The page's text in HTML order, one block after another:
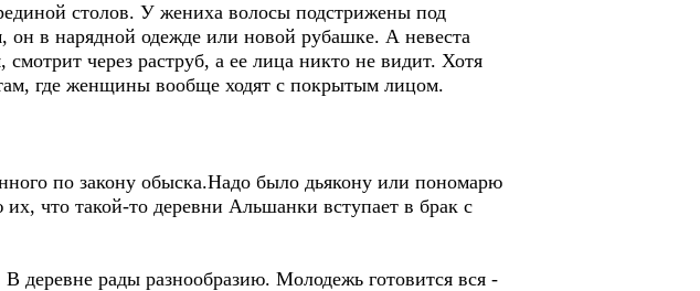
столов. У жениха волосы подстрижены под
в нарядной одежде или новой рубашке. А невеста
через раструб, а ее лица никто не видит. Хотя
где женщины вообще ходят с покрытым лицом.
по закону обыска.Надо было дьякону или пономарю
что такой-то деревни Альшанки вступает в брак с
деревне рады разнообразию. Молодежь готовится вся -